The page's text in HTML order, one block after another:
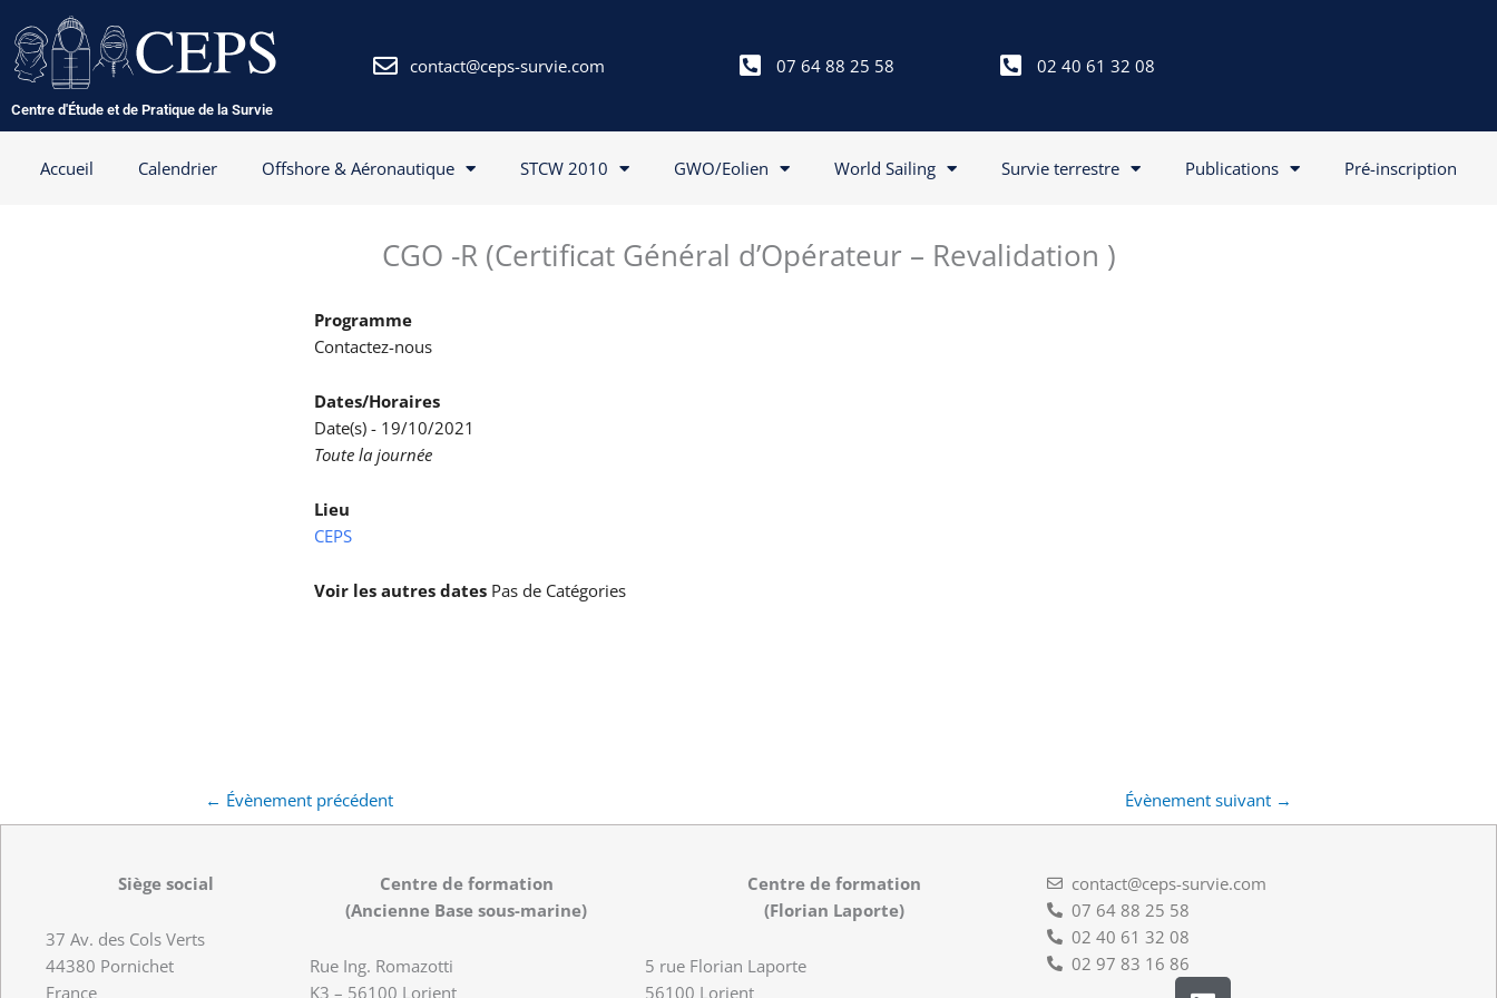
au
contenu
Centre d'Étude et de Pratique de la Survie
contact@ceps-survie.com 07 64 88 25 58 02 40 61 32 08
Accueil Calendrier Offshore & Aéronautique STCW 2010 GWO/Eolien World Sailing Survie terrestre Publications Pré-inscription
CGO -R (Certificat Général d’Opérateur – Revalidation )
Programme
Contactez-nous
Dates/Horaires
Date(s) - 19/10/2021
Toute la journée
Lieu
CEPS
Voir les autres dates Pas de Catégories
← Évènement précédent Évènement suivant →
Siège social
37 Av. des Cols Verts
44380 Pornichet
France
Centre de formation
(Ancienne Base sous-marine)
Rue Ing. Romazotti
K3 – 56100 Lorient
Centre de formation
(Florian Laporte)
5 rue Florian Laporte
56100 Lorient
contact@ceps-survie.com
07 64 88 25 58
02 40 61 32 08
02 97 83 16 86
L